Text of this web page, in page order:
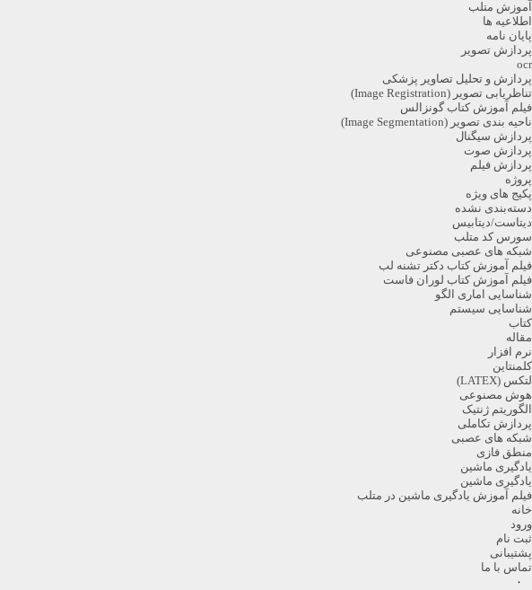
آموزش متلب
اطلاعیه ها
پایان نامه
پردازش تصویر
ocr
پردازش و تحلیل تصاویر پزشکی
تناظریابی تصویر (Image Registration)
فیلم آموزش کتاب گونزالس
ناحیه بندی تصویر (Image Segmentation)
پردازش سیگنال
پردازش صوت
پردازش فیلم
پروژه
پکیج های ویژه
دسته‌بندی نشده
دیتاست/دیتابیس
سورس کد متلب
شبکه های عصبی مصنوعی
فیلم آموزش کتاب دکتر تشنه لب
فیلم آموزش کتاب لوران فاست
شناسایی اماری الگو
شناسایی سیستم
کتاب
مقاله
نرم افزار
کلمنتاین
لتکس (LATEX)
هوش مصنوعی
الگوریتم ژنتیک
پردازش تکاملی
شبکه های عصبی
منطق فازی
یادگیری ماشین
یادگیری ماشین
فیلم آموزش یادگیری ماشین در متلب
خانه
ورود
ثبت نام
پشتیبانی
تماس با ما
۰